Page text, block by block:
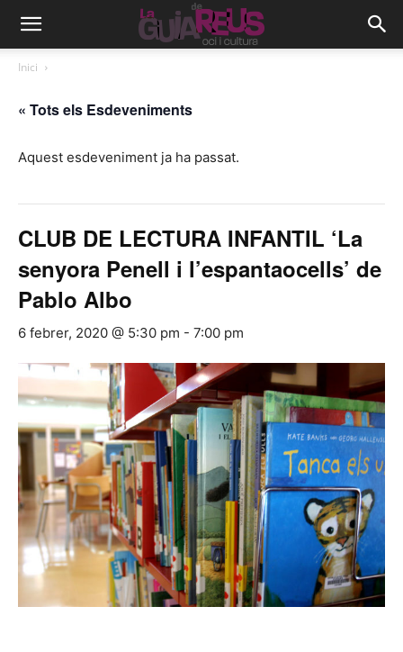
Inici
« Tots els Esdeveniments
Aquest esdeveniment ja ha passat.
CLUB DE LECTURA INFANTIL ‘La
senyora Penell i l’espantaocells’ de
Pablo Albo
6 febrer, 2020 @ 5:30 pm - 7:00 pm